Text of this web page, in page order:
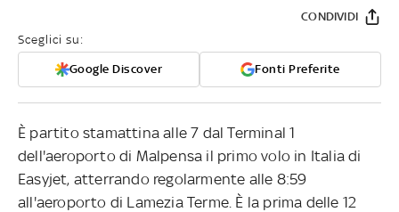
Sceglici su:
Google Discover Fonti Preferite
CONDIVIDI
È partito stamattina alle 7 dal Terminal 1
dell'aeroporto di Malpensa il primo volo in Italia di
Easyjet, atterrando regolarmente alle 8:59
all'aeroporto di Lamezia Terme. È la prima delle 12